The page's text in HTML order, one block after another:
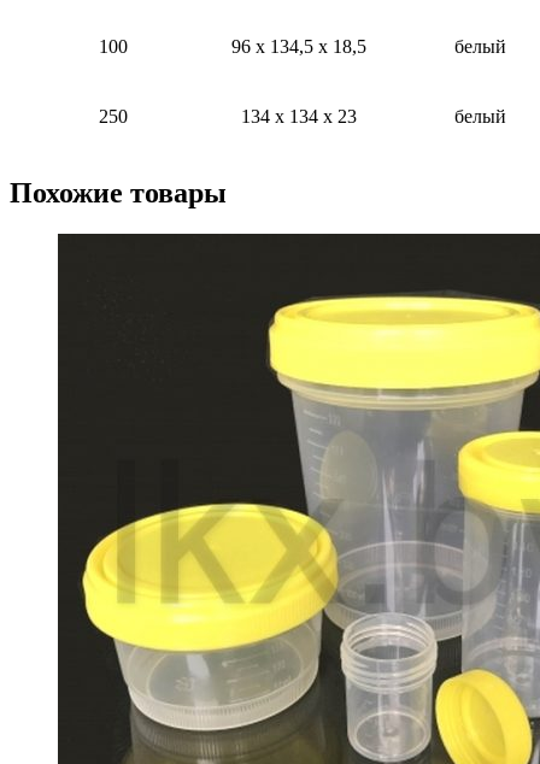
100 96 х 134,5 х 18,5 белый
250 134 х 134 х 23 белый
Похожие товары